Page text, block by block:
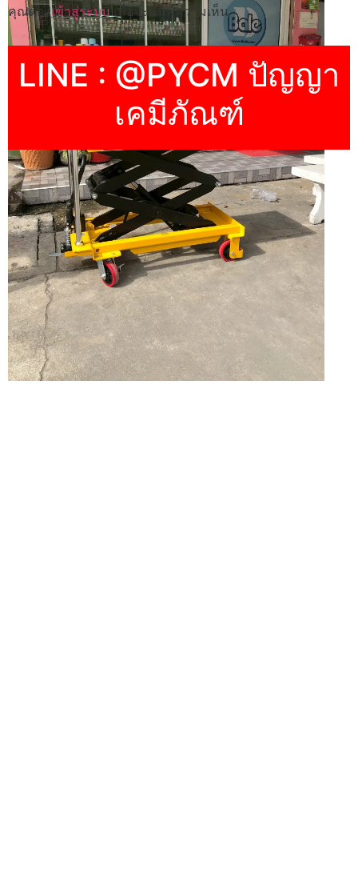
คุณต้องเข้าสู่ระบบเพื่อจะพิมพ์ความเห็น
LINE : @PYCM ปัญญา
เคมีภัณฑ์